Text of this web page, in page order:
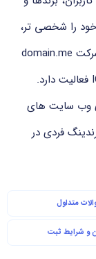
را شخصی تر،
خلاق تر و انسانی تر بسازند. دامنه ‎.me‎ توسط شرکت domain.me
مدیریت می شود و تحت نظارت سازمان ICANN فعالیت دارد.
وب سایت های
فردی در
متداول
و شرایط ثبت